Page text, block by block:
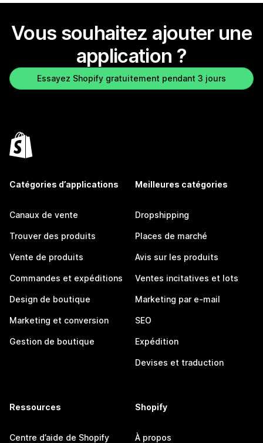
Vous souhaitez ajouter une
application ?
Essayez Shopify gratuitement pendant 3 jours
Catégories d’applications
Canaux de vente
Trouver des produits
Vente de produits
Commandes et expéditions
Design de boutique
Marketing et conversion
Gestion de boutique
Meilleures catégories
Dropshipping
Places de marché
Avis sur les produits
Ventes incitatives et lots
Marketing par e-mail
SEO
Expédition
Devises et traduction
Ressources
Centre d’aide de Shopify
Shopify
À propos